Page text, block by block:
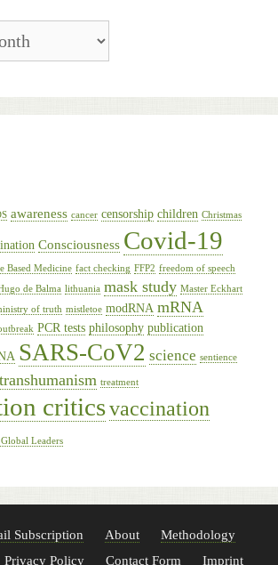
awareness cancer censorship children Christmas
Consciousness Covid-19
Based Medicine fact checking FFP2 freedom of speech
de Balma lithuania mask study Master Eckhart
of truth mistletoe modRNA mRNA
PCR tests philosophy publication
SARS-CoV2 science sentience
transhumanism treatment
criticsvaccination
Leaders
Subscription About
Methodology
Privacy Policy Contact Form Imprint